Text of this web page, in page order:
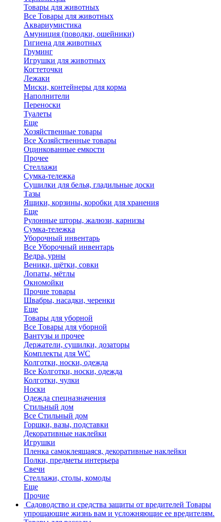
Товары для животных
Все Товары для животных
Аквариумистика
Амуниция (поводки, ошейники)
Гигиена для животных
Груминг
Игрушки для животных
Когтеточки
Лежаки
Миски, контейнеры для корма
Наполнители
Переноски
Туалеты
Еще
Хозяйственные товары
Все Хозяйственные товары
Оцинкованные емкости
Прочее
Стеллажи
Сумка-тележка
Сушилки для белья, гладильные доски
Тазы
Ящики, корзины, коробки для хранения
Еще
Рулонные шторы, жалюзи, карнизы
Сумка-тележка
Уборочный инвентарь
Все Уборочный инвентарь
Ведра, урны
Веники, щётки, совки
Лопаты, мётлы
Окномойки
Прочие товары
Швабры, насадки, черенки
Еще
Товары для уборной
Все Товары для уборной
Вантузы и прочее
Держатели, сушилки, дозаторы
Комплекты для WC
Колготки, носки, одежда
Все Колготки, носки, одежда
Колготки, чулки
Носки
Одежда спецназначения
Стильный дом
Все Стильный дом
Горшки, вазы, подставки
Декоративные наклейки
Игрушки
Пленка самоклеящаяся, декоративные наклейки
Полки, предметы интерьера
Свечи
Стеллажи, столы, комоды
Еще
Прочие
Садоводство и средства защиты от вредителей Товары
упрощающие жизнь вам и усложняющие ее вредителям.